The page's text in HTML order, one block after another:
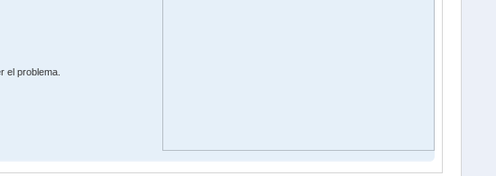
el problema.